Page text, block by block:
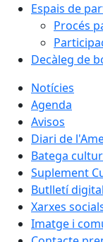
Espais de
Procés
Decàleg de
Notícies
Agenda
Avisos
Diari de
Batega
Suplement
Butlletí digital
Xarxes
Imatge i